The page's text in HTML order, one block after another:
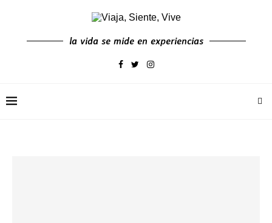
la vida se mide en experiencias